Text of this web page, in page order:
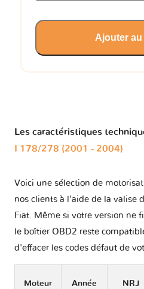
Ajouter
Les caractéristiques
I 178/278 (2001 - 2004)
Voici une sélection de
nos clients à l'aide de la valise
Fiat. Même si votre version ne
le boîtier OBD2 reste
d'effacer les codes défaut de
Moteur Année NRJ